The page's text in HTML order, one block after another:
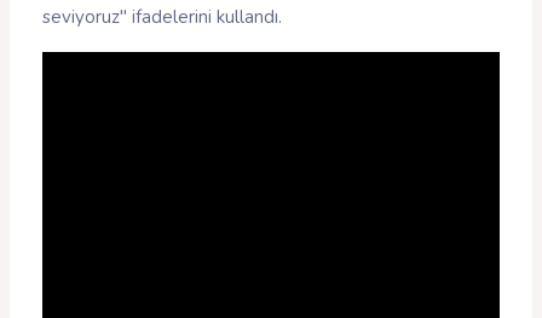
seviyoruz" ifadelerini kullandı.